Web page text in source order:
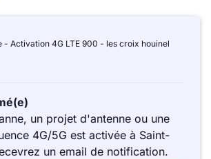
- Activation 4G LTE 900 - les croix houinel
un projet d'antenne ou une
4G/5G est activée à Saint-
un email de notification.